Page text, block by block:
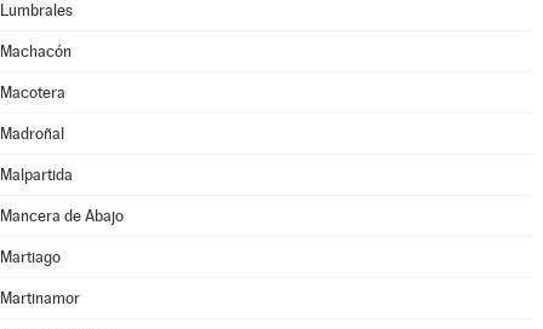
Lumbrales
Machacón
Macotera
Madroñal
Malpartida
Mancera de Abajo
Martiago
Martinamor